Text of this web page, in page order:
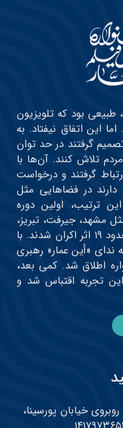
طبیعی بود که تلویزیون
این اتفاق نیفتاد. به
گرفتند در حد توان
تلاش کنند. آن‌ها با
گرفتند و درخواست
دارند در فضاهایی مثل
ترتیب، اولین دوره
مثل مشهد، جیرفت، تبریز،
تهران و… به صورت مردمی برگزار شد و حدود ۱۹ اثر اکران شدند. با
ندای «أین عمار» رهبری
اطلاق شد. کمی بعد،
تجربه اقتباس شد و
کشاورز، خیابان ۱۶ آذر، روبروی خیابان پورسینا،